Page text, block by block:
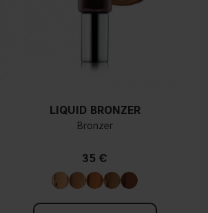
LIQUID BRONZER
Bronzer
35 €